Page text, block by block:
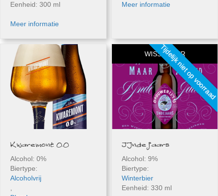
Eenheid: 300 ml
Meer informatie
Meer informatie
Kwaremont 0.0
Alcohol: 0%
Biertype:
Alcoholvrij
,
Tijdelijk niet op voorraad
WISSELBIER
IJndejaars
Alcohol: 9%
Biertype:
Winterbier
Eenheid: 330 ml